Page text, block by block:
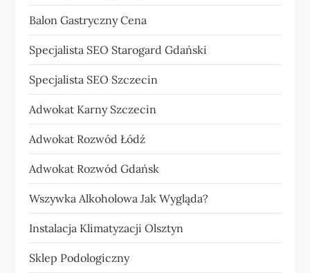
Balon Gastryczny Cena
Specjalista SEO Starogard Gdański
Specjalista SEO Szczecin
Adwokat Karny Szczecin
Adwokat Rozwód Łódź
Adwokat Rozwód Gdańsk
Wszywka Alkoholowa Jak Wygląda?
Instalacja Klimatyzacji Olsztyn
Sklep Podologiczny